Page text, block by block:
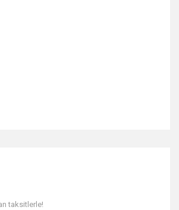
taksitlerle!